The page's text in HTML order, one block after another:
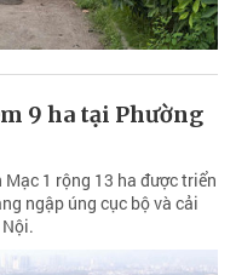
9 ha tại Phường
Mạc 1 rộng 13 ha được triển
ngập úng cục bộ và cải